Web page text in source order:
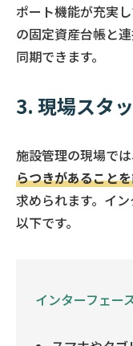
ポート機能が充実
の固定資産台帳と
同期できます。
3. 現場スタ
施設管理の現場では
らつきがあること
求められます。イ
以下です。
インターフェー